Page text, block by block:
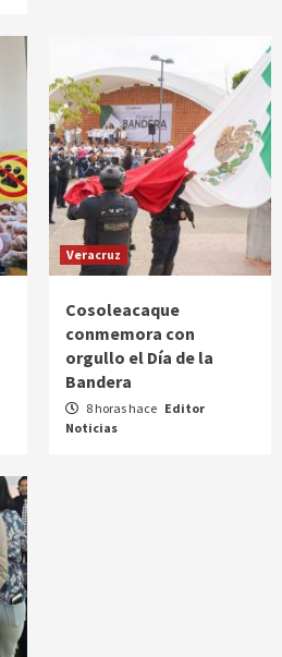
Veracruz
Cosoleacaque
conmemora con
orgullo el Día de la
Bandera
8 horas hace Editor
Noticias